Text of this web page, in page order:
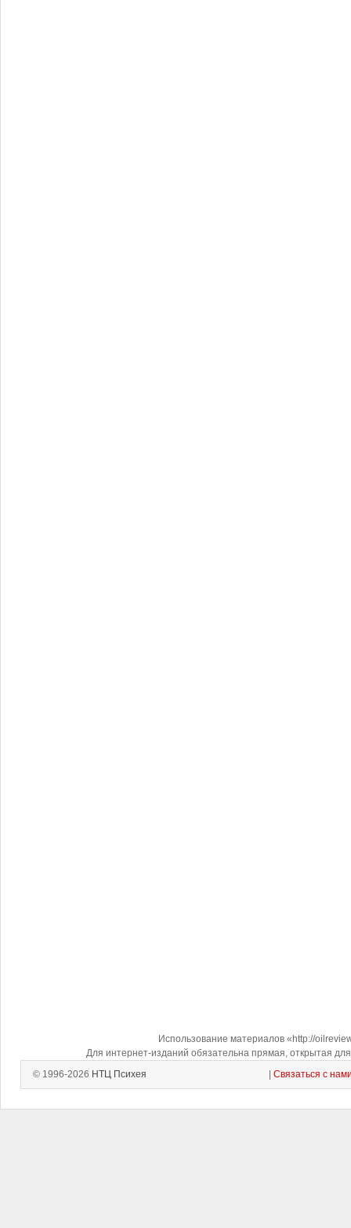
Использование материалов «http://
Для интернет-изданий обязательна прямая, открытая
© 1996-2026 НТЦ Психея Связаться с